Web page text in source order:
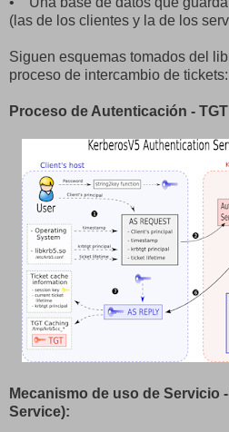
(las de los clientes y la de los
Siguen esquemas tomados del
proceso de intercambio de tickets:
Proceso de Autenticación - TGT
Mecanismo de uso de Servicio
Service):